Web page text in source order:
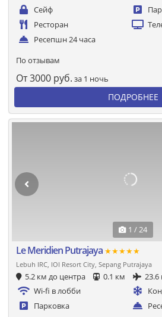
Сейф
Ресторан
Ресепшн 24 часа
По отзывам
От3000 руб. за 1 ночь
ПОДРОБНЕЕ
1 / 24
Le Meridien Putrajaya ★★★★★
Lebuh IRC, IOI Resort City, Sepang Putrajaya
5.2 км до центра 0.1 км
23.6
Wi-fi в лобби
Парковка